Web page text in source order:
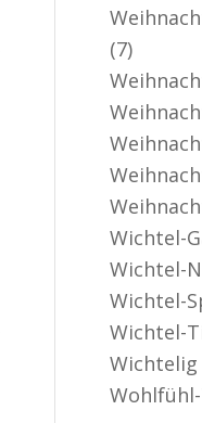
(7)
Wichtel-
Wichtel-
Wichtel-
Wichtel-
Wichtelig